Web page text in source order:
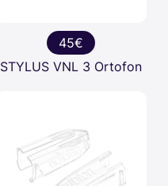
45€
STYLUS VNL 3 Ortofon